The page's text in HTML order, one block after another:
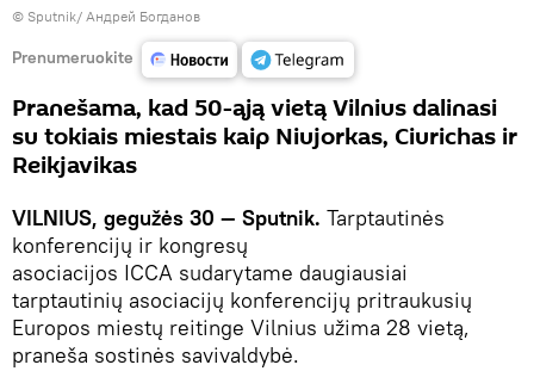
© Sputnik/ Андрей Богданов
Prenumeruokite
Pranešama, kad 50-ąją vietą Vilnius dalinasi
su tokiais miestais kaip Niujorkas, Ciurichas ir
Reikjavikas
VILNIUS, gegužės 30 — Sputnik. Tarptautinės
konferencijų ir kongresų
asociacijos ICCA sudarytame daugiausiai
tarptautinių asociacijų konferencijų pritraukusių
Europos miestų reitinge Vilnius užima 28 vietą,
praneša sostinės savivaldybė.